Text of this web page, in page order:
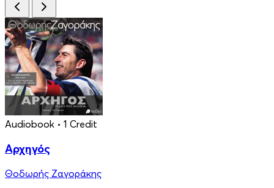
Audiobook • 1 Credit
Αρχηγός
Θοδωρής Ζαγοράκης